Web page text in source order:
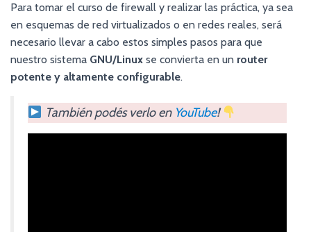
Para tomar el curso de firewall y realizar las práctica, ya sea
en esquemas de red virtualizados o en redes reales, será
necesario llevar a cabo estos simples pasos para que
nuestro sistema GNU/Linux se convierta en un router
potente y altamente configurable.
También podés verlo en YouTube!